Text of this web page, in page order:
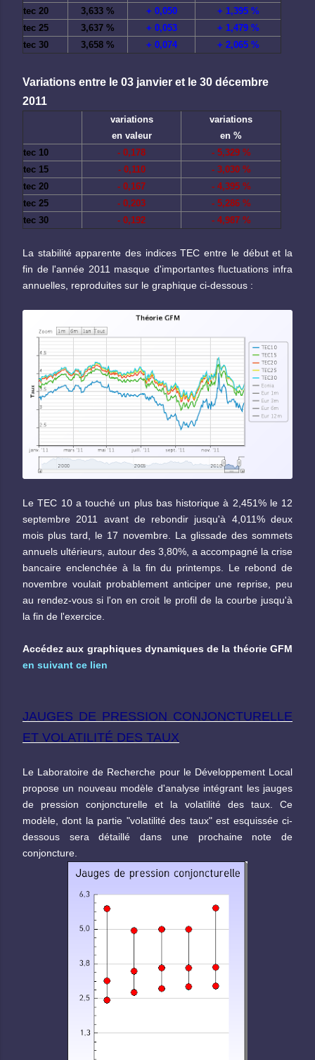
tec 20
3,633 % + 0,050
+ 1,395 %
tec 25
3,637 % + 0,053
+ 1,479 %
tec 30
3,658 % + 0,074 + 2,065 %
Variations entre le 03 janvier et le 30 décembre
2011
variations
en valeur
variations
en %
tec 10
- 0,178
- 5,329 %
tec 15
- 0,110
- 3,030 %
tec 20
- 0,167
- 4,395 %
tec 25
- 0,203
- 5,286 %
tec 30
- 0,192 - 4,987 %
La stabilité apparente des indices TEC entre le début et la
fin de l'année 2011 masque d'importantes fluctuations infra
annuelles, reproduites sur le graphique ci-dessous :
Le TEC 10 a touché un plus bas historique à 2,451% le 12
septembre 2011 avant de rebondir jusqu'à 4,011% deux
mois plus tard, le 17 novembre. La glissade des sommets
annuels ultérieurs, autour des 3,80%, a accompagné la crise
bancaire enclenchée à la fin du printemps. Le rebond de
novembre voulait probablement anticiper une reprise, peu
au rendez-vous si l'on en croit le profil de la courbe jusqu'à
la fin de l'exercice.
Accédez aux graphiques dynamiques de la théorie GFM
en suivant ce lien
JAUGES DE PRESSION CONJONCTURELLE
ET VOLATILITÉ DES TAUX
Le Laboratoire de Recherche pour le Développement Local
propose un nouveau modèle d'analyse intégrant les jauges
de pression conjoncturelle et la volatilité des taux. Ce
modèle, dont la partie "volatilité des taux" est esquissée ci-
dessous sera détaillé dans une prochaine note de
conjoncture.